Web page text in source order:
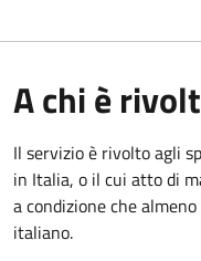
A chi è
Il servizio è rivolto agli
in Italia, o il cui atto di
a condizione che
italiano.